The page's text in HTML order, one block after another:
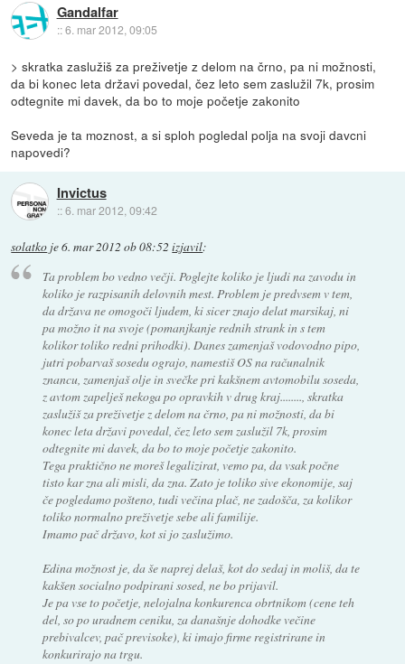
Gandalfar
::6. mar 2012, 09:05
> skratka zaslužiš za preživetje z delom na črno, pa ni možnosti,
da bi konec leta državi povedal, čez leto sem zaslužil 7k, prosim
odtegnite mi davek, da bo to moje početje zakonito
Seveda je ta moznost, a si sploh pogledal polja na svoji davcni
napovedi?
Invictus
::6. mar 2012, 09:42
solatko je6. mar 2012 ob 08:52 izjavil:
Ta problem bo vedno večji. Poglejte koliko je ljudi na zavodu in
koliko je razpisanih delovnih mest. Problem je predvsem v tem,
da država ne omogoči ljudem, ki sicer znajo delat marsikaj, ni
pa možno it na svoje (pomanjkanje rednih strank in s tem
kolikor toliko redni prihodki). Danes zamenjaš vodovodno pipo,
jutri pobarvaš sosedu ograjo, namestiš OS na računalnik
znancu, zamenjaš olje in svečke pri kakšnem avtomobilu soseda,
z avtom zapelješ nekoga po opravkih v drug kraj........, skratka
zaslužiš za preživetje z delom na črno, pa ni možnosti, da bi
konec leta državi povedal, čez leto sem zaslužil 7k, prosim
odtegnite mi davek, da bo to moje početje zakonito.
Tega praktično ne moreš legalizirat, vemo pa, da vsak počne
tisto kar zna ali misli, da zna. Zato je toliko sive ekonomije, saj
če pogledamo pošteno, tudi večina plač, ne zadošča, za kolikor
toliko normalno preživetje sebe ali familije.
Imamo pač državo, kot si jo zaslužimo.
Edina možnost je, da še naprej delaš, kot do sedaj in moliš, da te
kakšen socialno podpirani sosed, ne bo prijavil.
Je pa vse to početje, nelojalna konkurenca obrtnikom (cene teh
del, so po uradnem ceniku, za današnje dohodke večine
prebivalcev, pač previsoke), ki imajo firme registrirane in
konkurirajo na trgu.